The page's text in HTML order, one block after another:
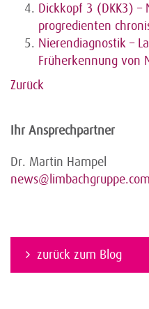
Dickkopf 3 (DKK3) –
progredienten
Nierendiagnostik –
Früherkennung von
Zurück
Ihr Ansprechpartner
Dr. Martin Hampel
news@limbachgruppe.com
zurück zum Blog